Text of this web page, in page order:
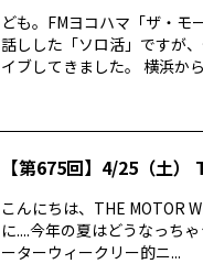
ども。FMヨコハマ「ザ・モ
話しした「ソロ活」ですが
イブしてきました。 横浜か
【第675回】4/25（土）
こんにちは、THE MOTOR
に....今年の夏はどうなっち
ーターウィークリー的ニ...